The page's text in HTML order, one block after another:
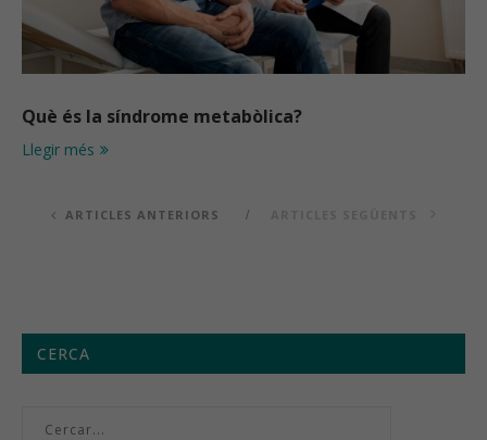
Què és la síndrome metabòlica?
Llegir més
ARTICLES ANTERIORS
CERCA